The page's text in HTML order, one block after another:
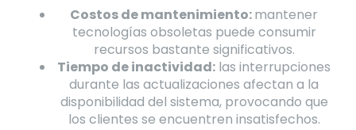
Costos de mantenimiento:mantener
tecnologías obsoletas puede consumir
recursos bastante significativos.
Tiempo de inactividad: las interrupciones
durante las actualizaciones afectan a la
disponibilidad del sistema, provocando que
los clientes se encuentren insatisfechos.